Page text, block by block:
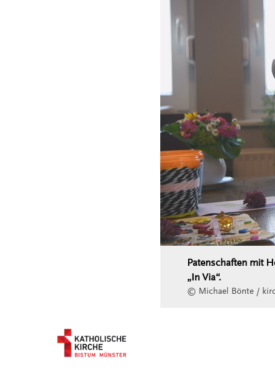
Patenschaften mit
„In Via“.
© Michael Bönte /